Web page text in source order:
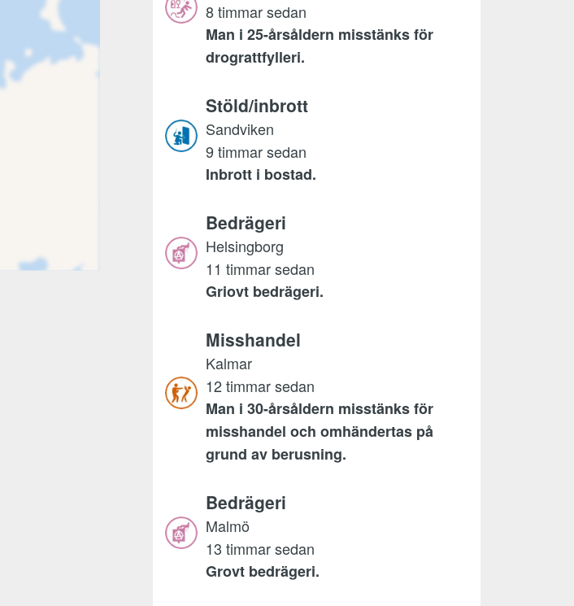
8 timmar sedan
Man i 25-årsåldern misstänks för
drograttfylleri.
Stöld/inbrott
Sandviken
9 timmar sedan
Inbrott i bostad.
Bedrägeri
Helsingborg
11 timmar sedan
Griovt bedrägeri.
Misshandel
Kalmar
12 timmar sedan
Man i 30-årsåldern misstänks för
misshandel och omhändertas på
grund av berusning.
Bedrägeri
Malmö
13 timmar sedan
Grovt bedrägeri.